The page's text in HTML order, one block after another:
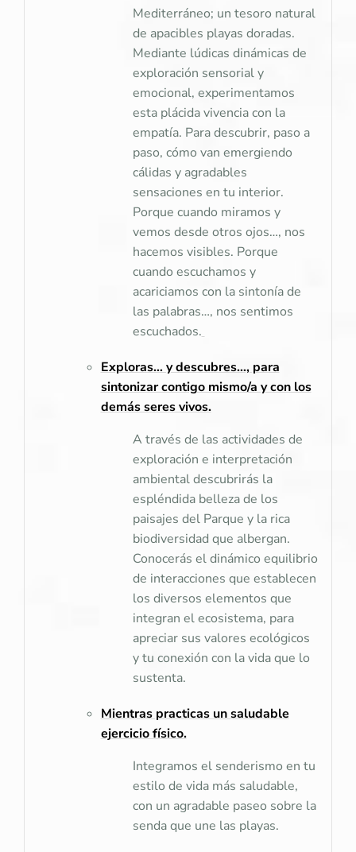
Mediterráneo; un tesoro natural
de apacibles playas doradas.
Mediante lúdicas dinámicas de
exploración sensorial y
emocional, experimentamos
esta plácida vivencia con la
empatía. Para descubrir, paso a
paso, cómo van emergiendo
cálidas y agradables
sensaciones en tu interior.
Porque cuando miramos y
vemos desde otros ojos…, nos
hacemos visibles. Porque
cuando escuchamos y
acariciamos con la sintonía de
las palabras…, nos sentimos
escuchados.
Exploras… y descubres…, para
sintonizar contigo mismo/a y con los
demás seres vivos.
A través de las actividades de
exploración e interpretación
ambiental descubrirás la
espléndida belleza de los
paisajes del Parque y la rica
biodiversidad que albergan.
Conocerás el dinámico equilibrio
de interacciones que establecen
los diversos elementos que
integran el ecosistema, para
apreciar sus valores ecológicos
y tu conexión con la vida que lo
sustenta.
Mientras practicas un saludable
ejercicio físico.
Integramos el senderismo en tu
estilo de vida más saludable,
con un agradable paseo sobre la
senda que une las playas.